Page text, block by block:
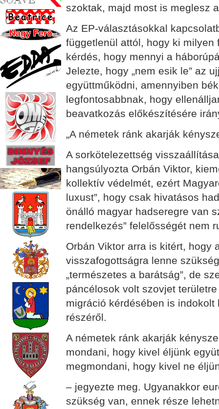
szoktak, majd most is meglesz
Az EP-választásokkal
függetlenül attól, hogy ki
kérdés, hogy mennyi a
Jelezte, hogy „nem esik le” az
együttműködni, amennyiben
legfontosabbnak, hogy
beavatkozás előkészítésére
„A németek ránk akarják
A sorkötelezettség
hangsúlyozta Orbán Viktor,
kollektív védelmét, ezért
luxust”, hogy csak hivatásos
önálló magyar hadseregre van
rendelkezés” felelősségét nem
Orbán Viktor arra is kitért, hogy
visszafogottságra lenne
„természetes a barátság”, de
páncélosok volt szovjet
migráció kérdésében is indokolt
részéről.
A németek ránk akarják
mondani, hogy kivel éljünk
megmondani, hogy kivel ne
– jegyezte meg. Ugyanakkor
szükség van, ennek része